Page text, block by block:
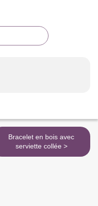
Bracelet en bois avec
serviette collée >